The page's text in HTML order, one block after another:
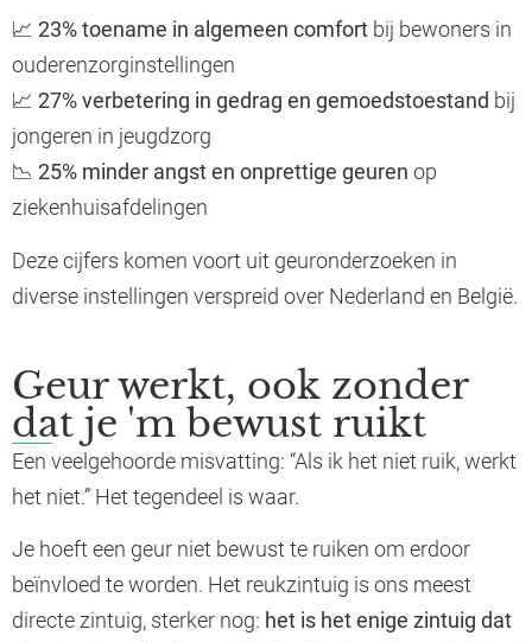
📈 23% toename in algemeen comfort bij bewoners in
ouderenzorginstellingen
📈 27% verbetering in gedrag en gemoedstoestand bij
jongeren in jeugdzorg
📉 25% minder angst en onprettige geuren op
ziekenhuisafdelingen
Deze cijfers komen voort uit geuronderzoeken in
diverse instellingen verspreid over Nederland en België.
Geur werkt, ook zonder
dat je 'm bewust ruikt
Een veelgehoorde misvatting: “Als ik het niet ruik, werkt
het niet.” Het tegendeel is waar.
Je hoeft een geur niet bewust te ruiken om erdoor
beïnvloed te worden. Het reukzintuig is ons meest
directe zintuig, sterker nog: het is het enige zintuig dat